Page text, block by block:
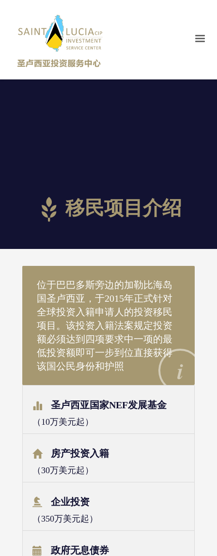
移民项目介绍
位于巴巴多斯旁边的加勒比海岛
国圣卢西亚，于2015年正式针对
全球投资入籍申请人的投资移民
项目。该投资入籍法案规定投资
额必须达到四项要求中一项的最
低投资额即可一步到位直接获得
该国公民身份和护照
圣卢西亚国家NEF发展基金
（10万美元起）
房产投资入籍
（30万美元起）
企业投资
（350万美元起）
政府无息债券